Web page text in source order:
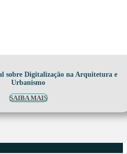
sobre Digitalização na Arquitetura e
Urbanismo
SAIBA MAIS